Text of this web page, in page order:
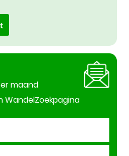
maand
WandelZoekpagina